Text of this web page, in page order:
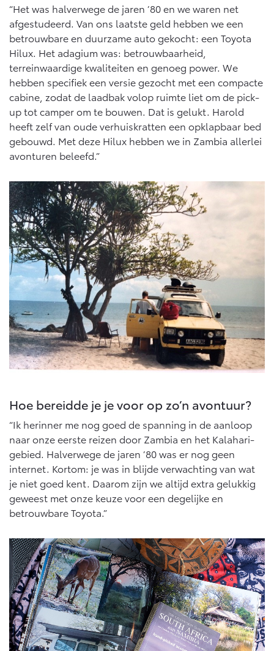
BATTERIJ-ELEKTRISCH
Vanaf € 37.995,-
PLUG-IN HYBRIDE
Vanaf € 49.995,-
bZ4X
BATTERIJ-ELEKTRISCH
Vanaf € 39.995,-
bZ4X Touring
Vanaf € 48.995,-
Mirai
WATERSTOF-ELEKTRISCH
Proace City (excl. BTW)
OOK ALS BATTERIJ-
ELEKTRISCH
Proace (excl. BTW)
OOK ALS BATTERIJ-
ELEKTRISCH
Vanaf € 37.500,-
Proace Verso
BATTERIJ-ELEKTRISCH
Proace Max (excl. BTW)
OOK ALS BATTERIJ-
ELEKTRISCH
Hilux (excl. BTW)
OOK ALS BATTERIJ-
ELEKTRISCH
Connected Services
MyToyota login
MyToyota App
Abonnementen
Multimedia
Connected check
Navigatie updates
“Het was halverwege de jaren ’80 en we waren net
afgestudeerd. Van ons laatste geld hebben we een
betrouwbare en duurzame auto gekocht: een Toyota
Hilux. Het adagium was: betrouwbaarheid,
terreinwaardige kwaliteiten en genoeg power. We
hebben specifiek een versie gezocht met een compacte
cabine, zodat de laadbak volop ruimte liet om de pick-
up tot camper om te bouwen. Dat is gelukt. Harold
heeft zelf van oude verhuiskratten een opklapbaar bed
gebouwd. Met deze Hilux hebben we in Zambia allerlei
avonturen beleefd.”
Hoe bereidde je je voor op zo’n avontuur?
“Ik herinner me nog goed de spanning in de aanloop
naar onze eerste reizen door Zambia en het Kalahari-
gebied. Halverwege de jaren ’80 was er nog geen
internet. Kortom: je was in blijde verwachting van wat
je niet goed kent. Daarom zijn we altijd extra gelukkig
geweest met onze keuze voor een degelijke en
betrouwbare Toyota.”